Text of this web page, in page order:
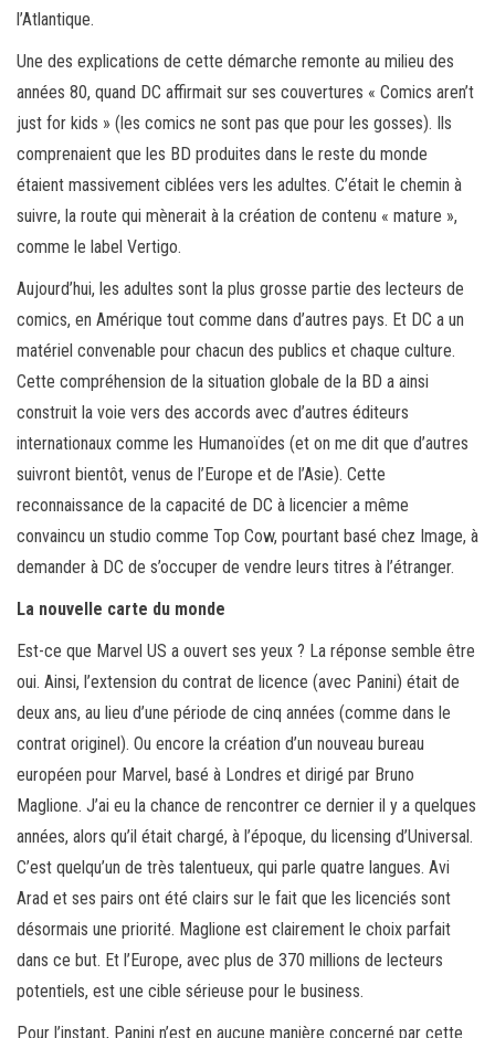
l’Atlantique.
Une des explications de cette démarche remonte au milieu des
années 80, quand DC affirmait sur ses couvertures « Comics aren’t
just for kids » (les comics ne sont pas que pour les gosses). Ils
comprenaient que les BD produites dans le reste du monde
étaient massivement ciblées vers les adultes. C’était le chemin à
suivre, la route qui mènerait à la création de contenu « mature »,
comme le label Vertigo.
Aujourd’hui, les adultes sont la plus grosse partie des lecteurs de
comics, en Amérique tout comme dans d’autres pays. Et DC a un
matériel convenable pour chacun des publics et chaque culture.
Cette compréhension de la situation globale de la BD a ainsi
construit la voie vers des accords avec d’autres éditeurs
internationaux comme les Humanoïdes (et on me dit que d’autres
suivront bientôt, venus de l’Europe et de l’Asie). Cette
reconnaissance de la capacité de DC à licencier a même
convaincu un studio comme Top Cow, pourtant basé chez Image, à
demander à DC de s’occuper de vendre leurs titres à l’étranger.
La nouvelle carte du monde
Est-ce que Marvel US a ouvert ses yeux ? La réponse semble être
oui. Ainsi, l’extension du contrat de licence (avec Panini) était de
deux ans, au lieu d’une période de cinq années (comme dans le
contrat originel). Ou encore la création d’un nouveau bureau
européen pour Marvel, basé à Londres et dirigé par Bruno
Maglione. J’ai eu la chance de rencontrer ce dernier il y a quelques
années, alors qu’il était chargé, à l’époque, du licensing d’Universal.
C’est quelqu’un de très talentueux, qui parle quatre langues. Avi
Arad et ses pairs ont été clairs sur le fait que les licenciés sont
désormais une priorité. Maglione est clairement le choix parfait
dans ce but. Et l’Europe, avec plus de 370 millions de lecteurs
potentiels, est une cible sérieuse pour le business.
Pour l’instant, Panini n’est en aucune manière concerné par cette